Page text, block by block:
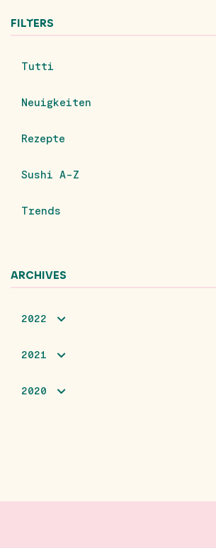
FILTERS
Tutti
Neuigkeiten
Rezepte
Sushi A-Z
Trends
ARCHIVES
2022
2021
2020